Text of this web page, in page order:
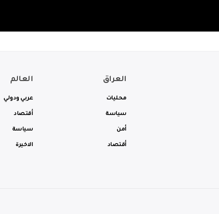
العراق
محليات
سياسة
أمن
أقتصاد
العالم
عربي ودولي
أقتصاد
سياسة
الاخيرة